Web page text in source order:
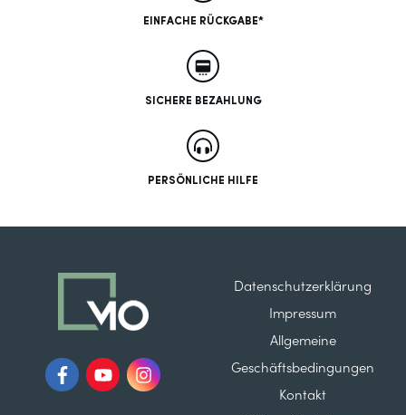
EINFACHE RÜCKGABE*
SICHERE BEZAHLUNG
PERSÖNLICHE HILFE
Datenschutzerklärung
Impressum
Allgemeine
Geschäftsbedingungen
Kontakt